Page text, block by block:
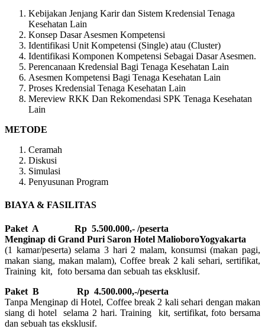
Kebijakan Jenjang Karir dan Sistem Kredensial Tenaga
Kesehatan Lain
Konsep Dasar Asesmen Kompetensi
Identifikasi Unit Kompetensi (Single) atau (Cluster)
Identifikasi Komponen Kompetensi Sebagai Dasar Asesmen.
Perencanaan Kredensial Bagi Tenaga Kesehatan Lain
Asesmen Kompetensi Bagi Tenaga Kesehatan Lain
Proses Kredensial Tenaga Kesehatan Lain
Mereview RKK Dan Rekomendasi SPK Tenaga Kesehatan
Lain
METODE
Ceramah
Diskusi
Simulasi
Penyusunan Program
BIAYA & FASILITAS
Paket A Rp 5.500.000,- /peserta
Menginap di Grand Puri Saron Hotel MalioboroYogyakarta
(1 kamar/peserta) selama 3 hari 2 malam, konsumsi (makan pagi,
makan siang, makan malam), Coffee break 2 kali sehari, sertifikat,
Training kit, foto bersama dan sebuah tas eksklusif.
Paket B
Rp 4.500.000,-/peserta
Tanpa Menginap di Hotel, Coffee break 2 kali sehari dengan makan
siang di hotel selama 2 hari. Training kit, sertifikat, foto bersama
dan sebuah tas eksklusif.